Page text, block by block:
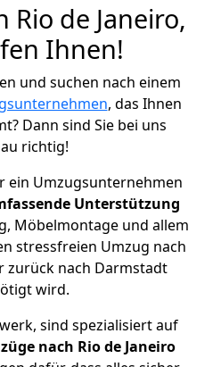
Rio de Janeiro,
Ihnen!
und suchen nach einem
, das Ihnen
Dann sind Sie bei uns
richtig!
ein Umzugsunternehmen
Unterstützung
Möbelmontage und allem
stressfreien Umzug nach
zurück nach Darmstadt
wird.
sind spezialisiert auf
nach Rio de Janeiro